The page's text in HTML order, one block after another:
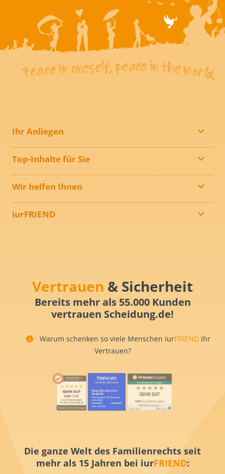
Ihr Anliegen
Top-Inhalte für Sie
Wir helfen Ihnen
iurFRIEND
Vertrauen & Sicherheit
Bereits mehr als 55.000 Kunden
vertrauen Scheidung.de!
Warum schenken so viele Menschen iurFRIEND ihr
Vertrauen?
Die ganze Welt des Familienrechts seit
mehr als 15 Jahren bei iurFRIEND: